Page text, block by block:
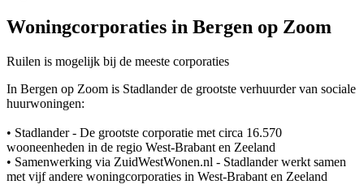
Woningcorporaties in Bergen op Zoom
Ruilen is mogelijk bij de meeste corporaties
In Bergen op Zoom is Stadlander de grootste verhuurder van sociale
huurwoningen:
• Stadlander - De grootste corporatie met circa 16.570
wooneenheden in de regio West-Brabant en Zeeland
• Samenwerking via ZuidWestWonen.nl - Stadlander werkt samen
met vijf andere woningcorporaties in West-Brabant en Zeeland